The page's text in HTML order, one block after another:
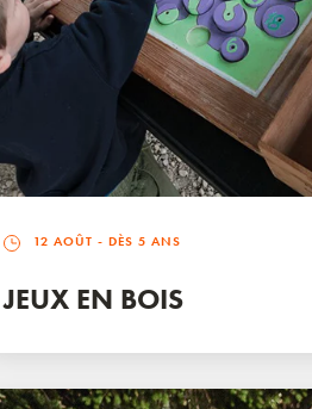
12 AOÛT - DÈS 5 ANS
JEUX EN BOIS